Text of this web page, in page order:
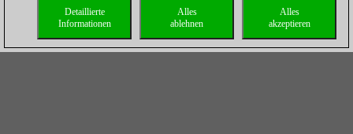
Alles
akzeptieren
Alles
ablehnen
Detaillierte
Informationen